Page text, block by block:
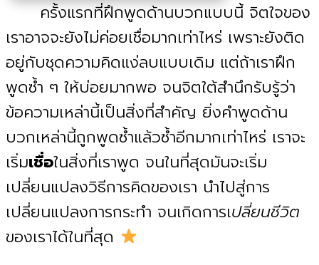
ครั้งแรกที่ฝึกพูดด้านบวกแบบนี้ จิตใจของ
เราอาจจะยังไม่ค่อยเชื่อมากเท่าไหร่ เพราะยังติด
อยู่กับชุดความคิดแง่ลบแบบเดิม แต่ถ้าเราฝึก
พูดซ้ำ ๆ ให้บ่อยมากพอ จนจิตใต้สำนึกรับรู้ว่า
ข้อความเหล่านี้เป็นสิ่งที่สำคัญ ยิ่งคำพูดด้าน
บวกเหล่านี้ถูกพูดซ้ำแล้วซ้ำอีกมากเท่าไหร่ เราจะ
เริ่มเชื่อในสิ่งที่เราพูด จนในที่สุดมันจะเริ่ม
เปลี่ยนแปลงวิธีการคิดของเรา นำไปสู่การ
เปลี่ยนแปลงการกระทำ จนเกิดการเปลี่ยนชีวิต
ของเราได้ในที่สุด